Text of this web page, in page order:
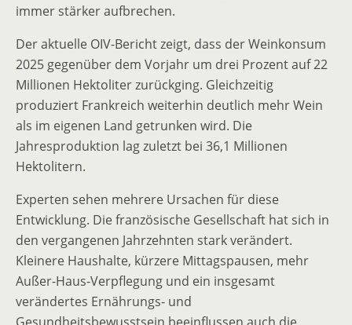
immer stärker aufbrechen.
Der aktuelle OIV-Bericht zeigt, dass der Weinkonsum
2025 gegenüber dem Vorjahr um drei Prozent auf 22
Millionen Hektoliter zurückging. Gleichzeitig
produziert Frankreich weiterhin deutlich mehr Wein
als im eigenen Land getrunken wird. Die
Jahresproduktion lag zuletzt bei 36,1 Millionen
Hektolitern.
Experten sehen mehrere Ursachen für diese
Entwicklung. Die französische Gesellschaft hat sich in
den vergangenen Jahrzehnten stark verändert.
Kleinere Haushalte, kürzere Mittagspausen, mehr
Außer-Haus-Verpflegung und ein insgesamt
verändertes Ernährungs- und